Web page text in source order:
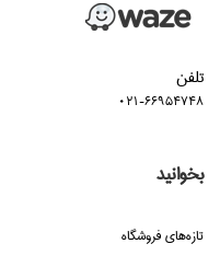
تلفن
021-66954748
بخوانید
تازه‌هاي فروشگاه